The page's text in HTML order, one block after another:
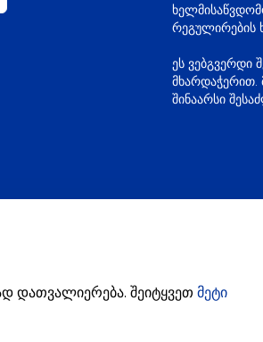
რეგულირების
ეს ვებგვერდი
მხარდაჭერით.
შინაარსი
დათვალიერება. შეიტყვეთ მეტი